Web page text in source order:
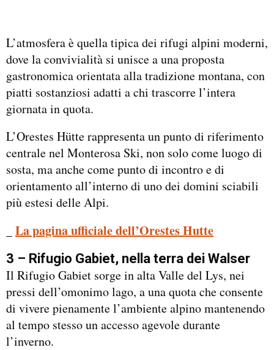
L’atmosfera è quella tipica dei rifugi alpini moderni,
dove la convivialità si unisce a una proposta
gastronomica orientata alla tradizione montana, con
piatti sostanziosi adatti a chi trascorre l’intera
giornata in quota.
L’Orestes Hütte rappresenta un punto di riferimento
centrale nel Monterosa Ski, non solo come luogo di
sosta, ma anche come punto di incontro e di
orientamento all’interno di uno dei domini sciabili
più estesi delle Alpi.
La pagina ufficiale dell’Orestes Hutte
3 – Rifugio Gabiet, nella terra dei Walser
Il Rifugio Gabiet sorge in alta Valle del Lys, nei
pressi dell’omonimo lago, a una quota che consente
di vivere pienamente l’ambiente alpino mantenendo
al tempo stesso un accesso agevole durante
l’inverno.